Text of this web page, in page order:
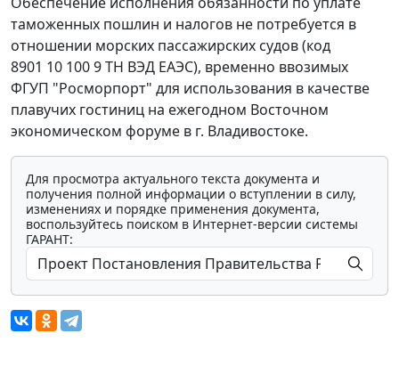
таможенных пошлин и налогов не потребуется в
отношении морских пассажирских судов (код
8901 10 100 9 ТН ВЭД ЕАЭС), временно ввозимых
ФГУП "Росморпорт" для использования в качестве
плавучих гостиниц на ежегодном Восточном
экономическом форуме в г. Владивостоке.
Для просмотра актуального текста документа и
получения полной информации о вступлении в силу,
изменениях и порядке применения документа,
воспользуйтесь поиском в Интернет-версии системы
ГАРАНТ: